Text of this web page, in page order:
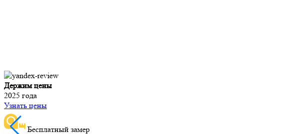
Монтаж за три дня
Узнать доступную дату выезда замерщика